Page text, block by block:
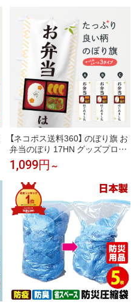
【ネコポス送料360】 のぼり旗 お
弁当のぼり 17HN グッズプロ
【名入れできます+1017円】
1,099円 ～